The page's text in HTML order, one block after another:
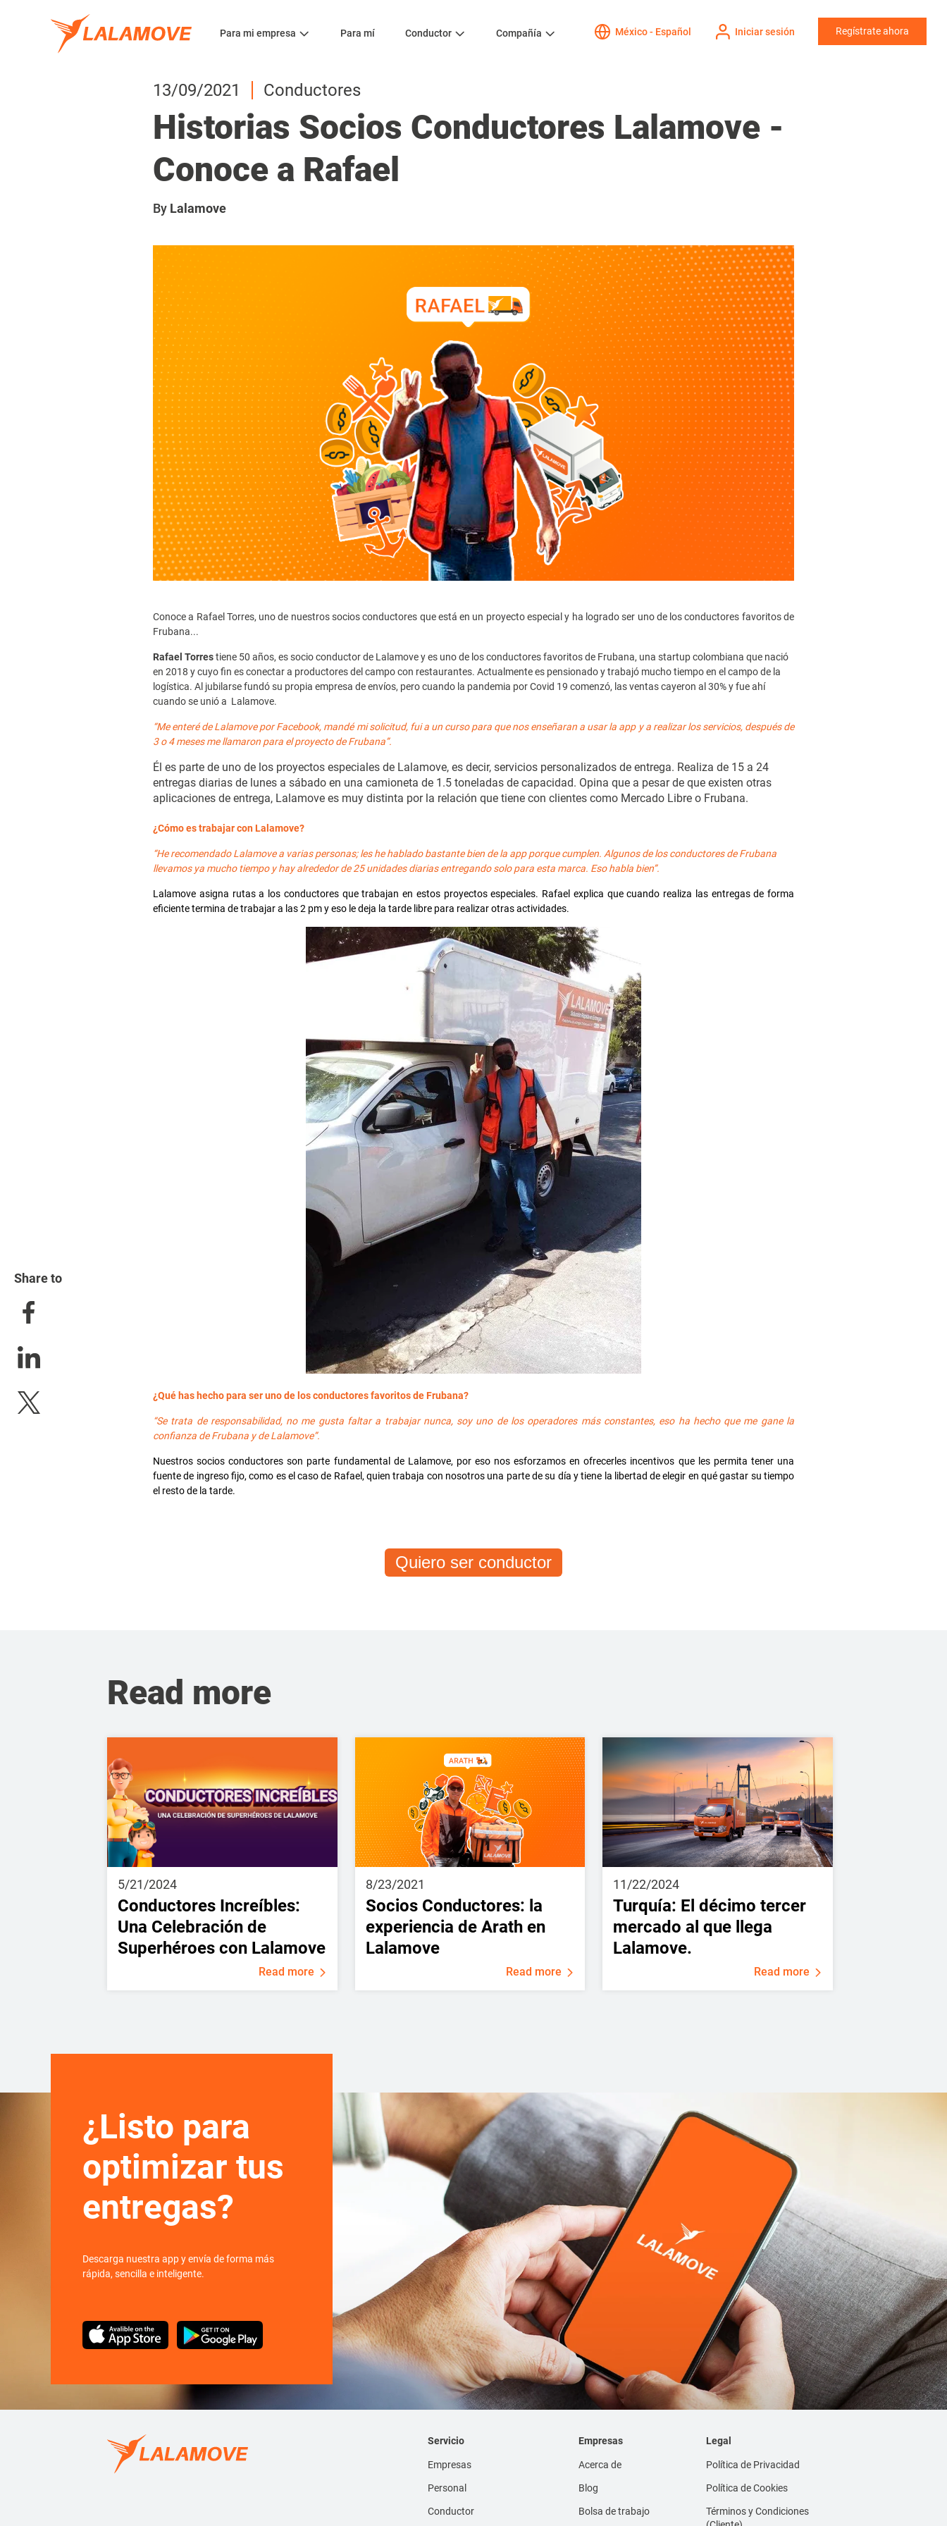
Para mi empresa Para mí Conductor Compañía México - Español Iniciar sesión Regístrate ahora
13/09/2021 Conductores
Historias Socios Conductores Lalamove -
Conoce a Rafael
By Lalamove
Conoce a Rafael Torres, uno de nuestros socios conductores que está en un proyecto especial y ha logrado ser uno de los conductores favoritos de
Frubana...
Rafael Torrestiene 50 años, es socio conductor de Lalamove y es uno de los conductores favoritos de Frubana, una startup colombiana que nació
en 2018 y cuyo fin es conectar a productores del campo con restaurantes. Actualmente es pensionado y trabajó mucho tiempo en el campo de la
logística. Al jubilarse fundó su propia empresa de envíos, pero cuando la pandemia por Covid 19 comenzó, las ventas cayeron al 30% y fue ahí
cuando se unió a Lalamove.
“Me enteré de Lalamove por Facebook, mandé mi solicitud, fui a un curso para que nos enseñaran a usar la app y a realizar los servicios, después de
3 o 4 meses me llamaron para el proyecto de Frubana”.
Él es parte de uno de los proyectos especiales de Lalamove, es decir, servicios personalizados de entrega. Realiza de 15 a 24
entregas diarias de lunes a sábado en una camioneta de 1.5 toneladas de capacidad. Opina que a pesar de que existen otras
aplicaciones de entrega, Lalamove es muy distinta por la relación que tiene con clientes como Mercado Libre o Frubana.
¿Cómo es trabajar con Lalamove?
“He recomendado Lalamove a varias personas; les he hablado bastante bien de la app porque cumplen. Algunos de los conductores de Frubana
llevamos ya mucho tiempo y hay alrededor de 25 unidades diarias entregando solo para esta marca. Eso habla bien”.
Lalamove asigna rutas a los conductores que trabajan en estos proyectos especiales. Rafael explica que cuando realiza las entregas de forma
eficiente termina de trabajar a las 2 pm y eso le deja la tarde libre para realizar otras actividades.
¿Qué has hecho para ser uno de los conductores favoritos de Frubana?
“Se trata de responsabilidad, no me gusta faltar a trabajar nunca, soy uno de los operadores más constantes, eso ha hecho que me gane la
confianza de Frubana y de Lalamove”.
Nuestros socios conductores son parte fundamental de Lalamove, por eso nos esforzamos en ofrecerles incentivos que les permita tener una
fuente de ingreso fijo, como es el caso de Rafael, quien trabaja con nosotros una parte de su día y tiene la libertad de elegir en qué gastar su tiempo
el resto de la tarde.
Quiero ser conductor
Read more
5/21/2024
Conductores Increíbles:
Una Celebración de
Superhéroes con Lalamove
Read more
8/23/2021
Socios Conductores: la
experiencia de Arath en
Lalamove
Read more
11/22/2024
Turquía: El décimo tercer
mercado al que llega
Lalamove.
Read more
Share to
¿Listo para
optimizar tus
entregas?
Descarga nuestra app y envía de forma más
rápida, sencilla e inteligente.
Servicio
Empresas
Personal
Conductor
Empresas
Acerca de
Blog
Bolsa de trabajo
Legal
Política de Privacidad
Política de Cookies
Términos y Condiciones